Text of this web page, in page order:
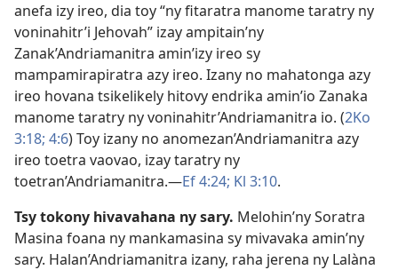
anefa izy ireo, dia toy “ny fitaratra manome taratry ny
voninahitr’i Jehovah” izay ampitain’ny
Zanak’Andriamanitra amin’izy ireo sy
mampamirapiratra azy ireo. Izany no mahatonga azy
ireo hovana tsikelikely hitovy endrika amin’io Zanaka
manome taratry ny voninahitr’Andriamanitra io. (2Ko
3:18; 4:6) Toy izany no anomezan’Andriamanitra azy
ireo toetra vaovao, izay taratry ny
toetran’Andriamanitra.​—Ef 4:24; Kl 3:10.
Tsy tokony hivavahana ny sary. Melohin’ny Soratra
Masina foana ny mankamasina sy mivavaka amin’ny
sary. Halan’Andriamanitra izany, raha jerena ny Lalàna